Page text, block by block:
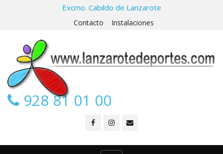
Excmo. Cabildo de Lanzarote
Contacto Instalaciones
928 81 01 00